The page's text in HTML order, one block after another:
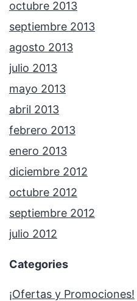
octubre 2013
septiembre 2013
agosto 2013
julio 2013
mayo 2013
abril 2013
febrero 2013
enero 2013
diciembre 2012
octubre 2012
septiembre 2012
julio 2012
Categories
¡Ofertas y Promociones!